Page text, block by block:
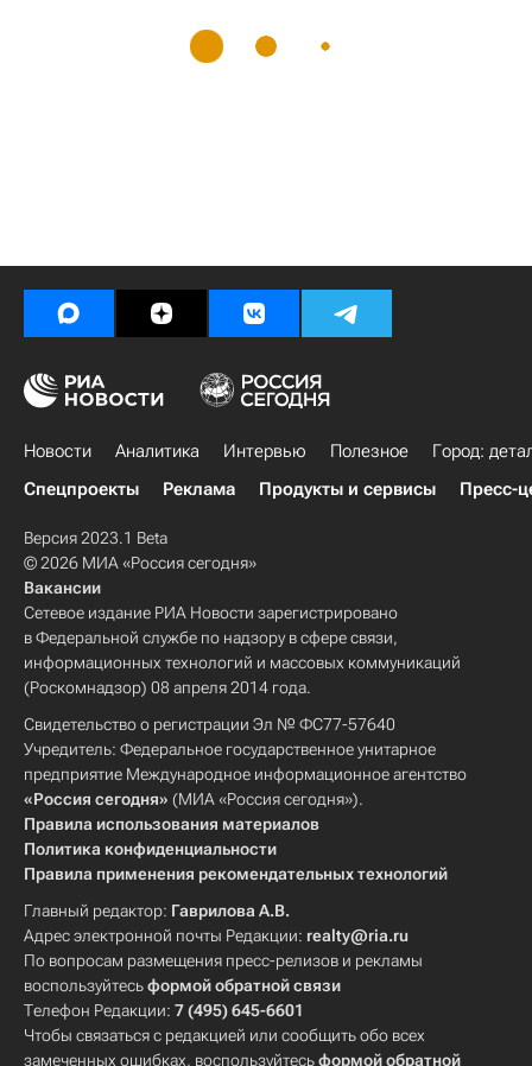
Новости Аналитика Интервью Полезное
Город:
Спецпроекты
Реклама Продукты и сервисы Пресс-
Версия 2023.1 Beta
© 2026 МИА «Россия сегодня»
Вакансии
Сетевое издание РИА Новости зарегистрировано
в Федеральной службе по надзору в сфере связи,
информационных технологий и массовых коммуникаций
(Роскомнадзор) 08 апреля 2014 года.
Свидетельство о регистрации Эл № ФС77-57640
Учредитель: Федеральное государственное унитарное
предприятие Международное информационное агентство
«Россия сегодня» (МИА «Россия сегодня»).
Правила использования материалов
Политика конфиденциальности
Правила применения рекомендательных технологий
Главный редактор: Гаврилова А.В.
Адрес электронной почты Редакции: realty@ria.ru
По вопросам размещения пресс-релизов и рекламы
воспользуйтесьформой обратной связи
Телефон Редакции: 7 (495) 645-6601
Чтобы связаться с редакцией или сообщить обо всех
замеченных ошибках, воспользуйтесьформой обратной